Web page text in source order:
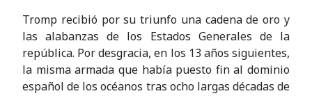
Tromp recibió por su triunfo una cadena de oro y
las alabanzas de los Estados Generales de la
república. Por desgracia, en los 13 años siguientes,
la misma armada que había puesto fin al dominio
español de los océanos tras ocho largas décadas de